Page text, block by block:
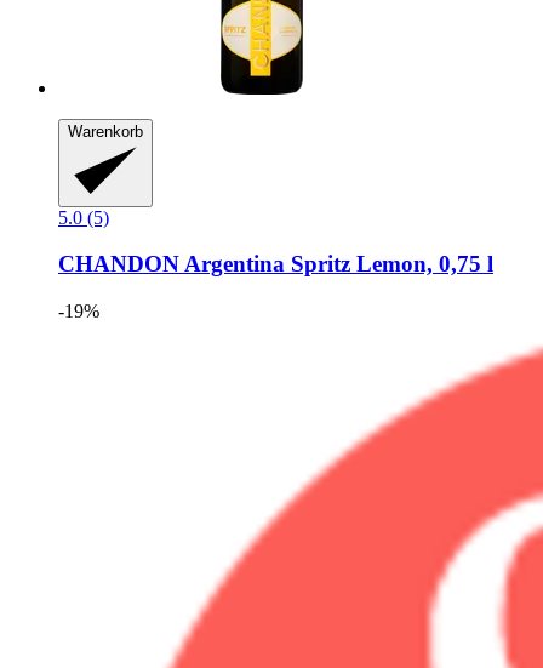
Warenkorb
5.0 (5)
CHANDONArgentina Spritz Lemon, 0,75 l
-19%